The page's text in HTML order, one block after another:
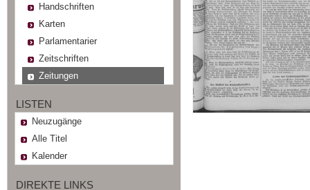
Handschriften
Karten
Parlamentarier
Zeitschriften
Zeitungen
LISTEN
Neuzugänge
Alle Titel
Kalender
DIREKTE LINKS